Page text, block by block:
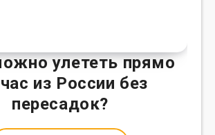
улететь прямо
из России без
пересадок?